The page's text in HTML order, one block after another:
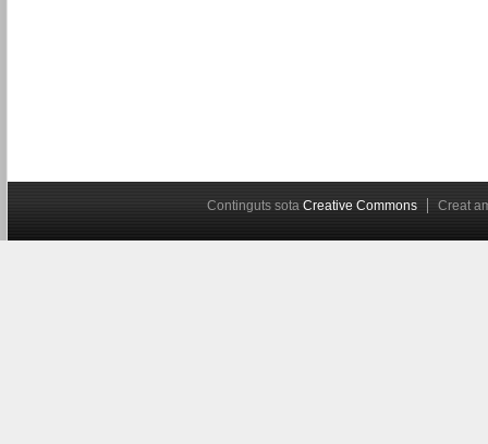
Continguts sota Creative Commons Creat